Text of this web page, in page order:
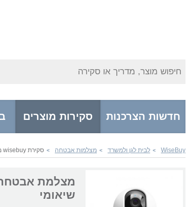
חיפוש מוצר, מדריך או סקירה
חדשות הצרכנות סקירות מוצרים
WiseBuy
> לבית לגן ולמשרד > מצלמות אבטחה > סקירת wisebuy מצלמת אבטחה Xiaomi Mi Home Security Camera 360 720P שיאומי
שיאומי